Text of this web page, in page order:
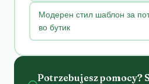
Модерен стил шаблон за
во бутик
Potrzebujesz pomocy?